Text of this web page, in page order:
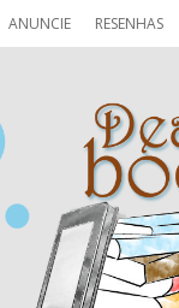
ANUNCIE RESENHAS